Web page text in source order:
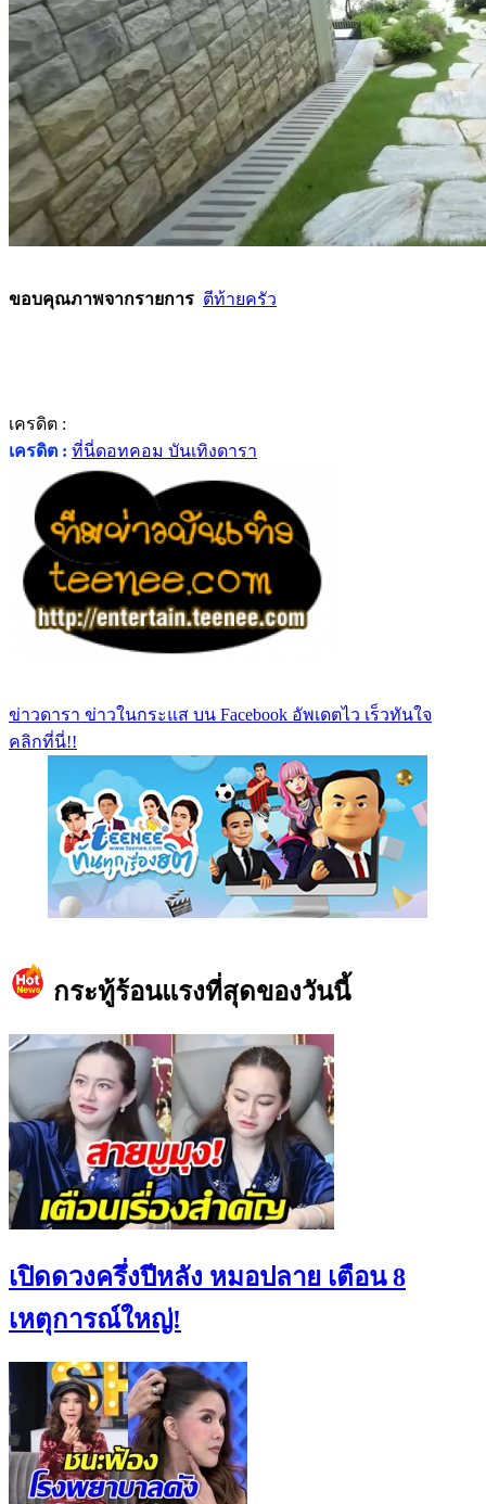
ขอบคุณภาพจากรายการ ตีท้ายครัว
เครดิต :
เครดิต : ที่นี่ดอทคอม บันเทิงดารา
ข่าวดารา ข่าวในกระแส บน Facebook อัพเดตไว เร็วทันใจ
คลิกที่นี่!!
กระทู้ร้อนแรงที่สุดของวันนี้
เปิดดวงครึ่งปีหลัง หมอปลาย เตือน 8
เหตุการณ์ใหญ่!